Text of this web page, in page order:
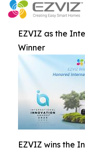
EZVIZ as the
Winner
EZVIZ wins the